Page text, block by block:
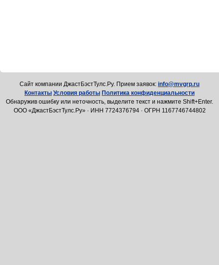
Cайт компании ДжастБэстТулс.Ру. Прием заявок: info@mvgrp.ru
Контакты Условия работы Политика конфиденциальности
Обнаружив ошибку или неточность, выделите текст и нажмите Shift+Enter.
ООО «ДжастБэстТулс.Ру» · ИНН 7724376794 · ОГРН 1167746744802